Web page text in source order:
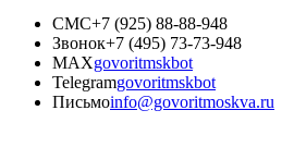
СМС+7 (925) 88-88-948
Звонок+7 (495) 73-73-948
MAXgovoritmskbot
Telegramgovoritmskbot
Письмоinfo@govoritmoskva.ru